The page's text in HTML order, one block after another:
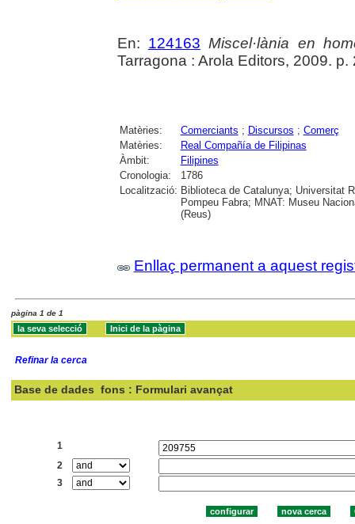
En: 124163 Miscel·lània en
Tarragona : Arola Editors, 2009. p.
Matèries: Comerciants ; Discursos ; Comerç
Matèries:
Real Compañía de Filipinas
Àmbit:
Filipines
Cronologia:
1786
Localització: Biblioteca de Catalunya; Universitat
Pompeu Fabra; MNAT: Museu
(Reus)
Enllaç permanent a aquest
pàgina 1 de 1
Refinar la cerca
Base de dades fons : Formulari avançat
1
2
3